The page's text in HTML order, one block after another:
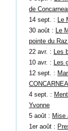
de
14 sept. : Le
30 août : Le
pointe du
22 avr. : Les
10 avr. : Les
12 sept. :
4 sept. :
Yvonne
5 août : Mise
1er août :